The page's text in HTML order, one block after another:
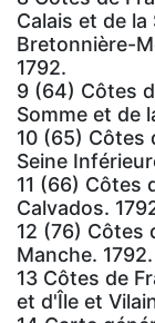
Calais et de
Bretonnière-
1792.
9 (64) Côtes
Somme et de
10 (65) Côtes
Seine
11 (66) Côtes
Calvados.
12 (76) Côtes
Manche. 1792.
13 Côtes de
et d'Île et